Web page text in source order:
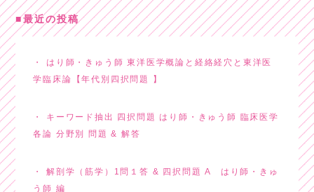
最近の投稿
はり師・きゅう師 東洋医学概論と経絡経穴と東洋医
学臨床論【年代別四択問題 】
キーワード抽出 四択問題 はり師・きゅう師 臨床医学
各論 分野別 問題 & 解答
解剖学（筋学）1問１答 & 四択問題 A はり師・きゅ
う師 編